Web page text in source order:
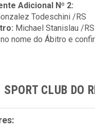
Adicional Nº 2:
Todeschini /RS
Michael Stanislau /RS
nome do Ábitro e
SPORT CLUB DO